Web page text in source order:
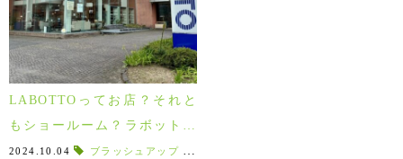
LABOTTOってお店？それと
もショールーム？ラボットは
インテリアショップです！
2024.10.04 ブラッシュアップ